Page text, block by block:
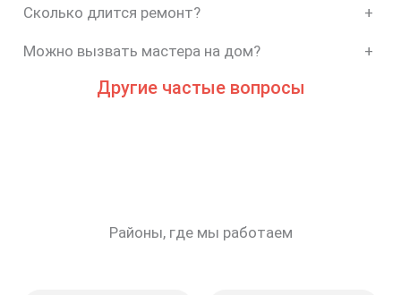
Сколько длится ремонт? +
Можно вызвать мастера на дом? +
Другие частые вопросы
Районы, где мы работаем